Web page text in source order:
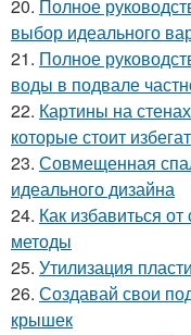
20. Полное
выбор идеального
21. Полное
воды в подвале
22. Картины на
которые стоит
23. Совмещенная
идеального дизайна
24. Как избавиться
методы
25. Утилизация
26. Создавай свои
крышек